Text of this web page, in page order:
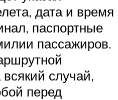
дата и время
паспортные
пассажиров.
случай,
перед